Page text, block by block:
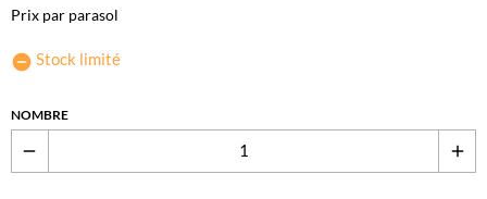
Prix par parasol
Stock limité
NOMBRE
remove add